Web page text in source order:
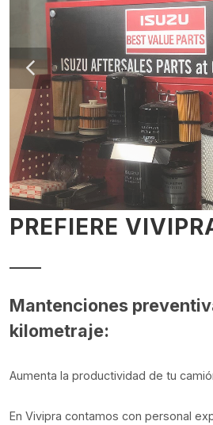
PREFIERE
Mantenciones
kilometraje:
Aumenta la productividad de tu
En Vivipra contamos con personal